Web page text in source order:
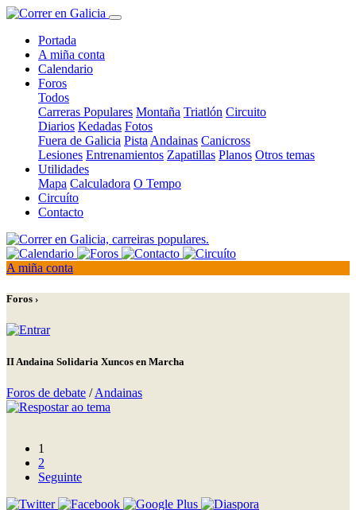
Portada
A miña conta
Calendario
Foros
Todos
Carreras Populares Montaña Triatlón Circuito
Diarios Kedadas Fotos
Fuera de Galicia Pista Andainas Canicross
Lesiones Entrenamientos Zapatillas Planos Otros temas
Utilidades
Mapa Calculadora O Tempo
Circuíto
Contacto
A miña conta
Foros ›
II Andaina Solidaria Xuncos en Marcha
Foros de debate /Andainas
1
2
Seguinte